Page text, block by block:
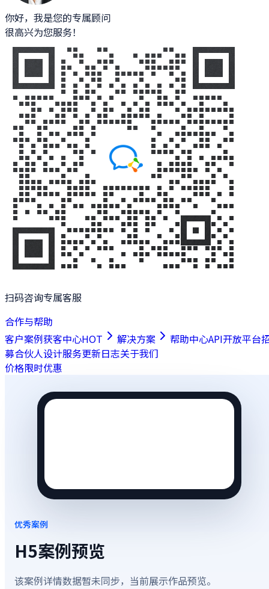
你好，我是您的专属顾问
很高兴为您服务！
扫码咨询专属客服
合作与帮助
客户案例获客中心HOT 解决方案 帮助中心API开放平台
募合伙人设计服务更新日志关于我们
价格限时优惠
优秀案例
H5案例预览
该案例详情数据暂未同步，当前展示作品预览。